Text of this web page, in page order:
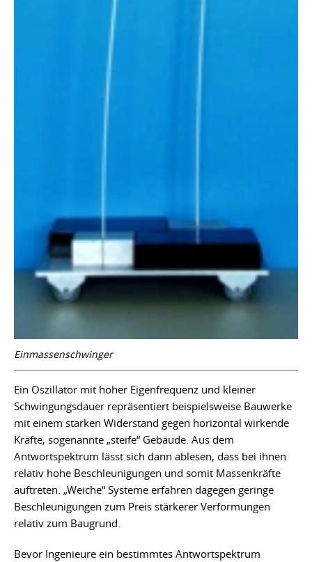
Einmassenschwinger
Ein Oszillator mit hoher Eigenfrequenz und kleiner
Schwingungsdauer repräsentiert beispielsweise Bauwerke
mit einem starken Widerstand gegen horizontal wirkende
Kräfte, sogenannte „steife“ Gebäude. Aus dem
Antwortspektrum lässt sich dann ablesen, dass bei ihnen
relativ hohe Beschleunigungen und somit Massenkräfte
auftreten. „Weiche“ Systeme erfahren dagegen geringe
Beschleunigungen zum Preis stärkerer Verformungen
relativ zum Baugrund.
Bevor Ingenieure ein bestimmtes Antwortspektrum